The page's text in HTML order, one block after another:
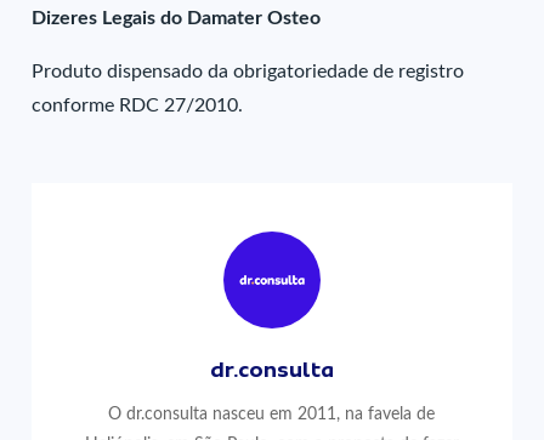
Dizeres Legais do Damater Osteo
Produto dispensado da obrigatoriedade de registro
conforme RDC 27/2010.
dr.consulta
O dr.consulta nasceu em 2011, na favela de